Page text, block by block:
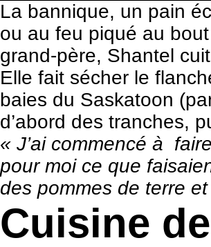
La bannique, un pain
ou au feu piqué au
grand-père, Shantel
Elle fait sécher le
baies du Saskatoon
d’abord des tranches,
« J’ai commencé à
pour moi ce que
des pommes de terre
Cuisine